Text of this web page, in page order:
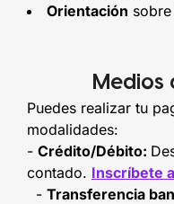
Orientación
Medios
Puedes realizar tu
modalidades:
- Crédito/Débito:
contado. Inscríbete
- Transferencia